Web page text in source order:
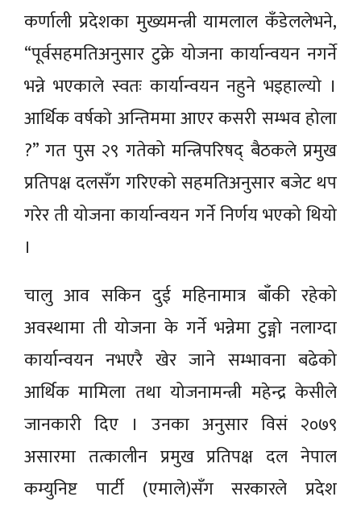
कर्णाली प्रदेशका मुख्यमन्त्री यामलाल कँडेललेभने,
“पूर्वसहमतिअनुसार टुक्रे योजना कार्यान्वयन नगर्ने
भन्ने भएकाले स्वतः कार्यान्वयन नहुने भइहाल्यो ।
आर्थिक वर्षको अन्तिममा आएर कसरी सम्भव होला
?” गत पुस २९ गतेको मन्त्रिपरिषद् बैठकले प्रमुख
प्रतिपक्ष दलसँग गरिएको सहमतिअनुसार बजेट थप
गरेर ती योजना कार्यान्वयन गर्ने निर्णय भएको थियो
।
चालु आव सकिन दुई महिनामात्र बाँकी रहेको
अवस्थामा ती योजना के गर्ने भन्नेमा टुङ्गो नलाग्दा
कार्यान्वयन नभएरै खेर जाने सम्भावना बढेको
आर्थिक मामिला तथा योजनामन्त्री महेन्द्र केसीले
जानकारी दिए । उनका अनुसार विसं २०७९
असारमा तत्कालीन प्रमुख प्रतिपक्ष दल नेपाल
कम्युनिष्ट पार्टी (एमाले)सँग सरकारले प्रदेश